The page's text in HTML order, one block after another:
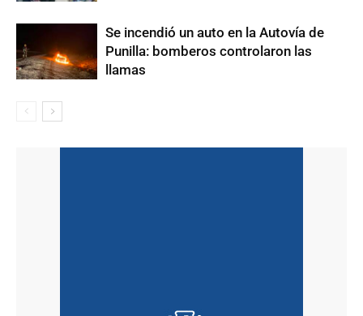
Se incendió un auto en la Autovía de
Punilla: bomberos controlaron las
llamas